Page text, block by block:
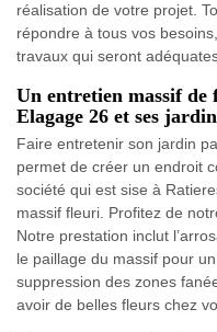
réalisation de votre projet.
répondre à tous vos
travaux qui seront
Un entretien massif
Elagage 26 et ses
Faire entretenir son jardin
permet de créer un endroit
société qui est sise à
massif fleuri. Profitez de
Notre prestation inclut
le paillage du massif pour
suppression des zones
avoir de belles fleurs chez